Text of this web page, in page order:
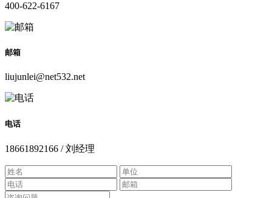
400-622-6167
邮箱
liujunlei@net532.net
电话
18661892166 / 刘经理